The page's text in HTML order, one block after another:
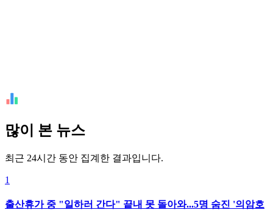
많이 본 뉴스
최근 24시간 동안 집계한 결과입니다.
1
출산휴가 중 "일하러 간다" 끝내 못 돌아와...5명 숨진 '의암호